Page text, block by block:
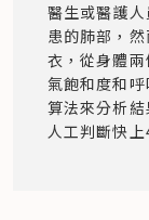
醫生或醫護
患的肺部，
衣，從身體
氣飽和度和
算法來分析
人工判斷快上